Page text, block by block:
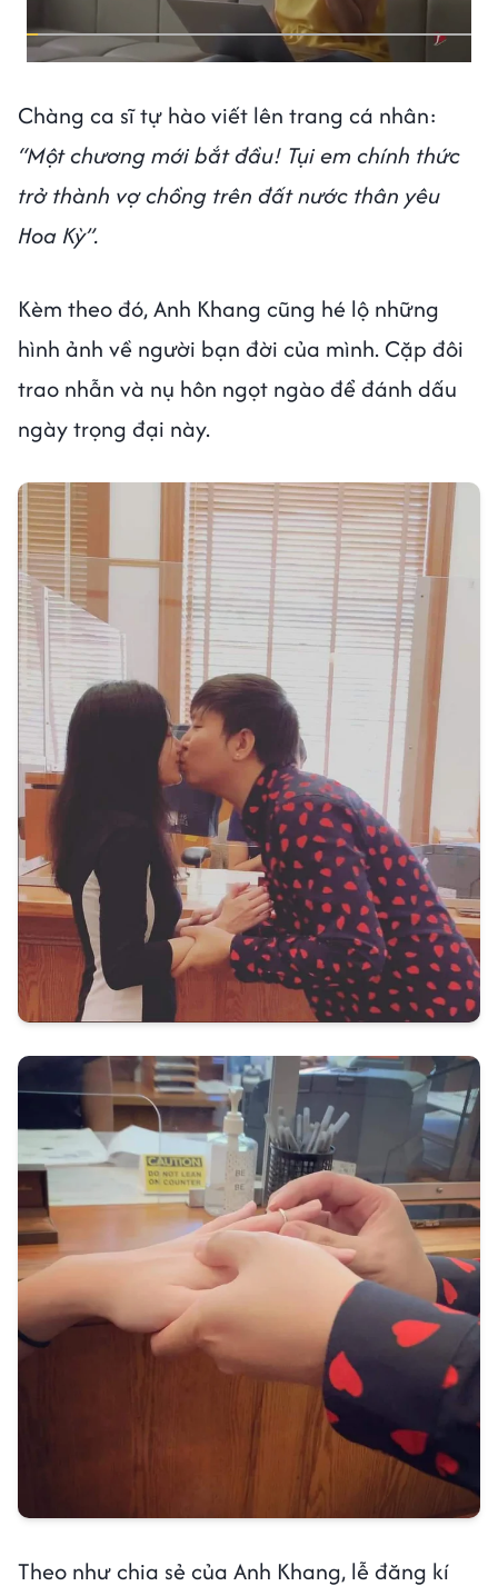
Chàng ca sĩ tự hào viết lên trang cá nhân:
“Một chương mới bắt đầu! Tụi em chính thức
trở thành vợ chồng trên đất nước thân yêu
Hoa Kỳ”.
Kèm theo đó, Anh Khang cũng hé lộ những
hình ảnh về người bạn đời của mình. Cặp đôi
trao nhẫn và nụ hôn ngọt ngào để đánh dấu
ngày trọng đại này.
Theo như chia sẻ của Anh Khang, lễ đăng kí